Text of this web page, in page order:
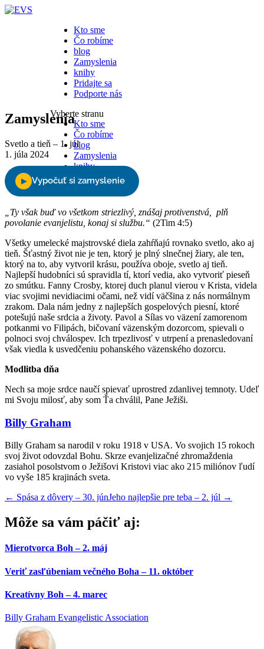
Kto sme
Čo robíme
blog
Zamyslenia
knihy
Pridajte sa
Podporte nás
Vyberte stranu
Kto sme
Čo robíme
blog
Zamyslenia
knihy
Pridajte sa
Podporte nás
Zamyslenia
Svetlo a tieň – 1. júl
1. júla 2024
„Ty však buď vo všetkom striezlivý, znášaj protivenstvá, plň
povolanie evanjelistu, konaj si službu.“ (2Tim 4:5)
Všetky umelecké majstrovské diela zahŕňajú rovnako svetlo, ako aj
tieň. Šťastný život nie je ten, ktorý je plný slnečnej žiary, ale ten,
ktorý na to, aby vytvoril krásu, používa oboje, svetlo aj tieň.
Najlepší hudobníci sú spravidla tí, ktorí vedia, ako vytvoriť pieseň
zo smútku. Fanny Crosby, ktorej duch planul vierou v Krista, videla
viac svojimi nevidiacimi očami, než vidí väčšina z nás normálnym
zrakom. Dala nám jedny z najlepších gospelových piesní, ktoré
potešujú naše srdcia a životy. Pavol a Sílas vo väzení zamorenom
potkanmi vo Filipách, bičovaní väzenským dozorcom, spievali o
polnoci svoj chválospev. Ich trpezlivosť v utrpení a prenasledovaní
však viedla k usvedčeniu pohanského väzenského dozorcu.
Modlitba dňa
Nech sa moje srdce naučí spievať uprostred zdanlivej temnoty. Udeľ
mi Svoju milosť, aby som Ťa chválil, Pane Ježiši.
Billy Graham
Billy Graham sa narodil v roku 1918 v USA. Vo svojich 15 rokoch
svoj život odovzdal Bohu. Skrze evanjelizačné zhromaždenia
zasiahol posolstvom o Ježišovi Kristovi viac ako 215 miliónov ľudí
vo vyše 185 krajinách sveta.
← Spása z dôvery – 30. júnJeho najlepšie pre teba – 2. júl →
Môže sa vám páčiť aj:
Mierotvorca Boh – 2. máj
Veriť zasľúbeniam večného Boha – 11. október
Kreatívny Boh – 4. marec
Billy Graham Evangelistic Association